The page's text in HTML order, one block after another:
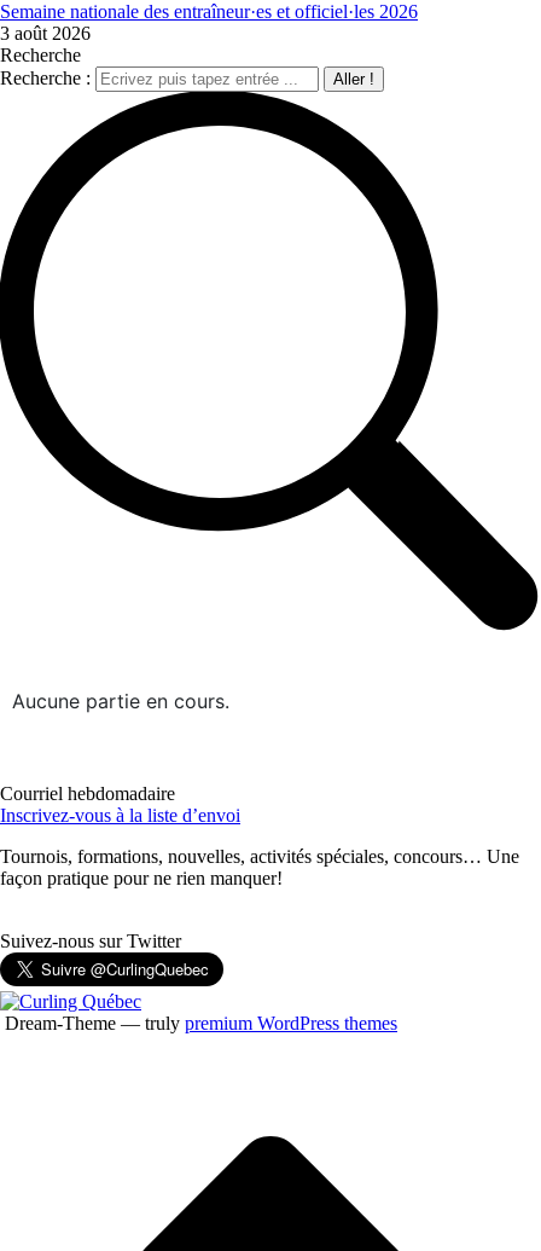
Semaine nationale des entraîneur·es et officiel·les 2026
3 août 2026
Recherche
Recherche :
Aucune partie en cours.
Courriel hebdomadaire
Inscrivez-vous à la liste d’envoi
Tournois, formations, nouvelles, activités spéciales, concours… Une
façon pratique pour ne rien manquer!
Suivez-nous sur Twitter
Dream-Theme — truly premium WordPress themes